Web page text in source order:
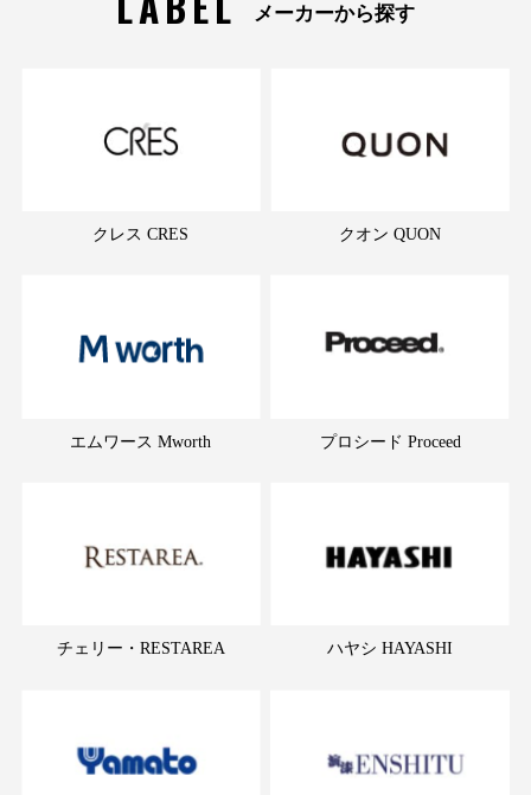
メーカーから探す
クレス CRES クオン QUON
エムワース Mworth プロシード Proceed
チェリー・RESTAREA ハヤシ HAYASHI